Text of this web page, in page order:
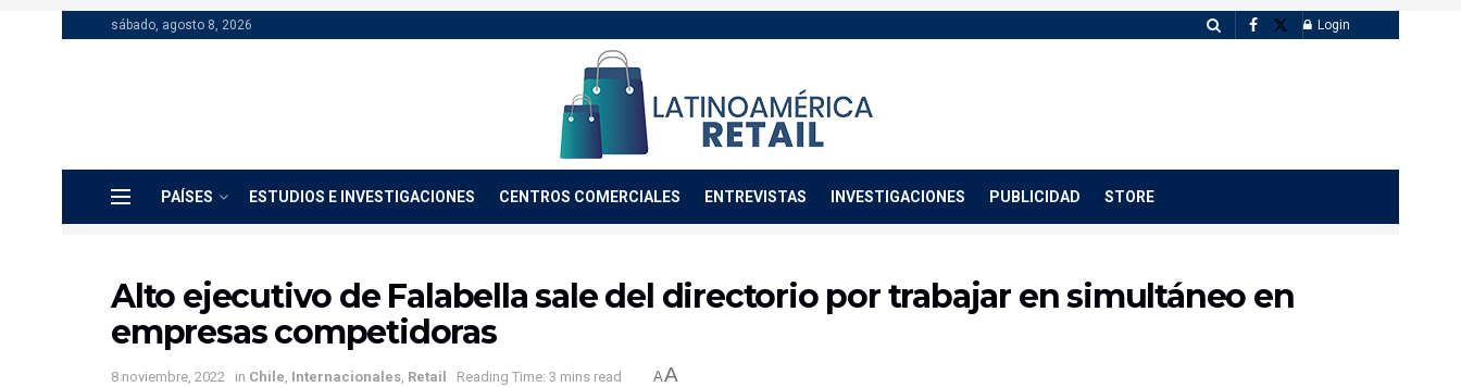
sábado, agosto 8, 2026 Login
PAÍSES ESTUDIOS E INVESTIGACIONES CENTROS COMERCIALES ENTREVISTAS INVESTIGACIONES PUBLICIDAD STORE
Alto ejecutivo de Falabella sale del directorio por trabajar en simultáneo en
empresas competidoras
8 noviembre, 2022 in Chile, Internacionales, Retail Reading Time: 3 mins read AA